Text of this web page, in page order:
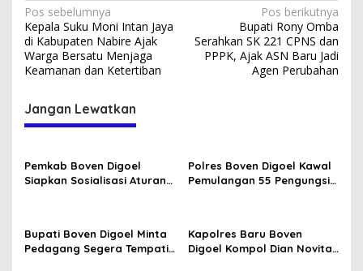
Navigasi
pos
Pos sebelumnya
Kepala Suku Moni Intan Jaya
di Kabupaten Nabire Ajak
Warga Bersatu Menjaga
Keamanan dan Ketertiban
Pos berikutnya
Bupati Rony Omba
Serahkan SK 221 CPNS dan
PPPK, Ajak ASN Baru Jadi
Agen Perubahan
Jangan Lewatkan
Pemkab Boven Digoel
Siapkan Sosialisasi Aturan
Polres Boven Digoel Kawal
Pemulangan 55 Pengungsi
Bupati Boven Digoel Minta
Pedagang Segera Tempati
Kapolres Baru Boven
Digoel Kompol Dian Novita